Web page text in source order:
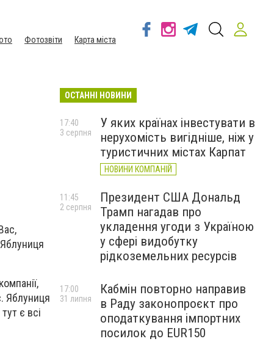
Фотозвіти Карта міста
Яблуниця
є всі
ОСТАННІ НОВИНИ
У яких країнах інвестувати в
нерухомість вигідніше, ніж у
туристичних містах Карпат
НОВИНИ КОМПАНІЙ
17:40
3 серпня
Президент США Дональд
Трамп нагадав про
укладення угоди з Україною
у сфері видобутку
рідкоземельних ресурсів
11:45
2 серпня
Кабмін повторно направив
в Раду законопроєкт про
оподаткування імпортних
посилок до EUR150
17:00
31 липня